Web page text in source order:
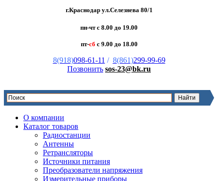
г.Краснодар ул.Селезнева 80/1
пн-чт с 8.00 до 19.00
пт-сб с 9.00 до 18.00
8(918)098-61-11 / 8(861)299-99-69
Позвонить sos-23@bk.ru
О компании
Каталог товаров
Радиостанции
Антенны
Ретрансляторы
Источники питания
Преобразователи напряжения
Измерительные приборы